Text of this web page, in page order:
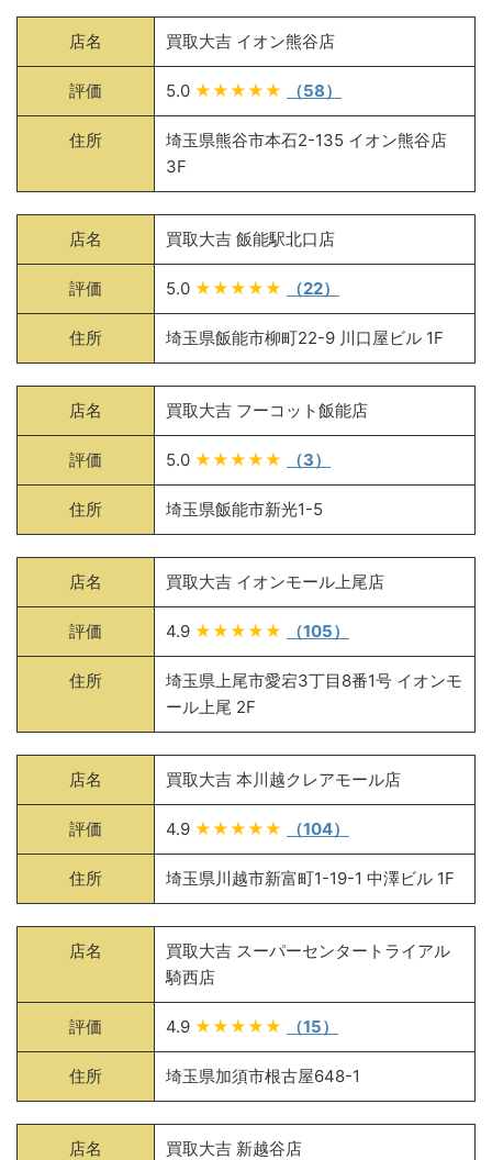
店名 買取大吉 イオン熊谷店
評価 5.0 ★★★★★ （58）
住所
埼玉県熊谷市本石2-135 イオン熊谷店
3F
店名 買取大吉 飯能駅北口店
評価 5.0 ★★★★★ （22）
住所 埼玉県飯能市柳町22-9 川口屋ビル 1F
店名 買取大吉 フーコット飯能店
評価 5.0 ★★★★★ （3）
住所 埼玉県飯能市新光1-5
店名 買取大吉 イオンモール上尾店
評価 4.9 ★★★★★ （105）
住所
埼玉県上尾市愛宕3丁目8番1号 イオンモ
ール上尾 2F
店名 買取大吉 本川越クレアモール店
評価 4.9 ★★★★★ （104）
住所 埼玉県川越市新富町1-19-1 中澤ビル 1F
店名
買取大吉 スーパーセンタートライアル
騎西店
評価 4.9 ★★★★★ （15）
住所 埼玉県加須市根古屋648-1
店名 買取大吉 新越谷店